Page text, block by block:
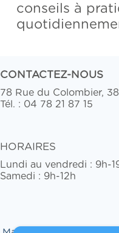
conseils à
CONTACTEZ-NOUS
78 Rue du Colombier,
Tél. : 04 78 21 87 15
HORAIRES
Lundi au vendredi : 9h-
Samedi : 9h-12h